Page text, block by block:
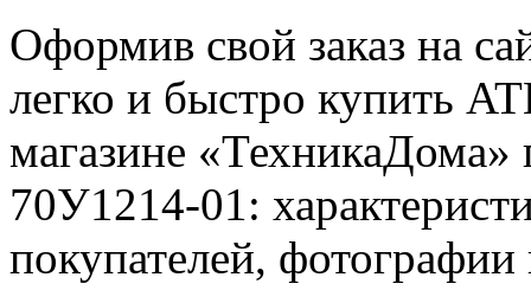
Оформив свой заказ на
легко и быстро купить
магазине
70У1214-01:
покупателей,